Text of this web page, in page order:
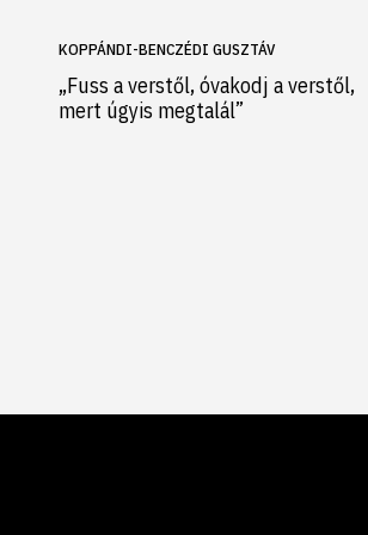
KOPPÁNDI-BENCZÉDI GUSZTÁV
„Fuss a verstől, óvakodj a verstől,
mert úgyis megtalál”